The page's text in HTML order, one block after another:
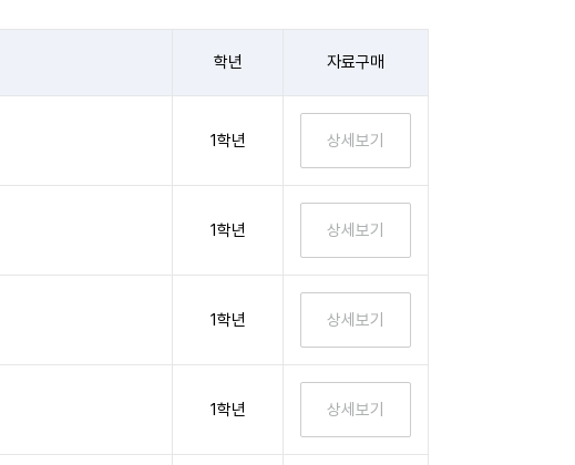
학년 자료구매
1학년
1학년
1학년
1학년